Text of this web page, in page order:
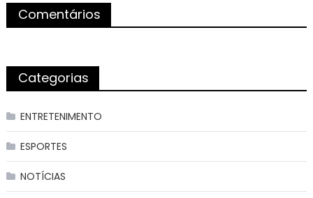
Comentários
Categorias
ENTRETENIMENTO
ESPORTES
NOTÍCIAS